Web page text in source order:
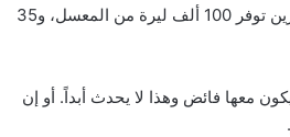
نزهات الأصدقاء، توضح الشابة أنها وقبل بدء موسم التخفيضات بنحو الشهرين توفر 100 ألف ليرة من المعسل، و35
يكون معها فائض وهذا لا يحدث أبداً. أو إن